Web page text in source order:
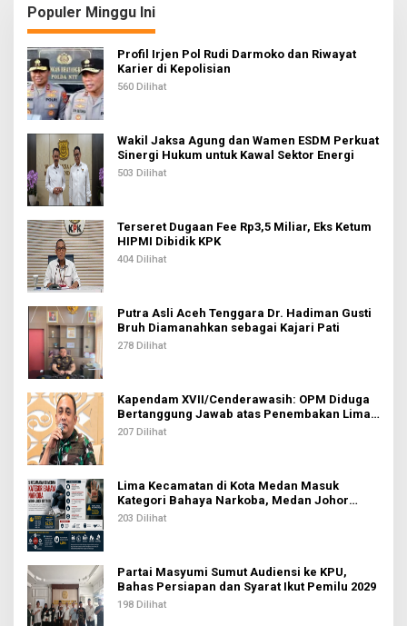
s
i
p
o
s
Populer Minggu Ini
Profil Irjen Pol Rudi Darmoko dan Riwayat
Karier di Kepolisian
560 Dilihat
Wakil Jaksa Agung dan Wamen ESDM Perkuat
Sinergi Hukum untuk Kawal Sektor Energi
503 Dilihat
Terseret Dugaan Fee Rp3,5 Miliar, Eks Ketum
HIPMI Dibidik KPK
404 Dilihat
Putra Asli Aceh Tenggara Dr. Hadiman Gusti
Bruh Diamanahkan sebagai Kajari Pati
278 Dilihat
Kapendam XVII/Cenderawasih: OPM Diduga
Bertanggung Jawab atas Penembakan Lima
Pekerja di Tolikara
207 Dilihat
Lima Kecamatan di Kota Medan Masuk
Kategori Bahaya Narkoba, Medan Johor
Tertinggi
203 Dilihat
Partai Masyumi Sumut Audiensi ke KPU,
Bahas Persiapan dan Syarat Ikut Pemilu 2029
198 Dilihat